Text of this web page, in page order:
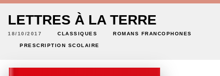
LETTRES À LA TERRE
18/10/2017 CLASSIQUES ROMANS FRANCOPHONES
PRESCRIPTION SCOLAIRE